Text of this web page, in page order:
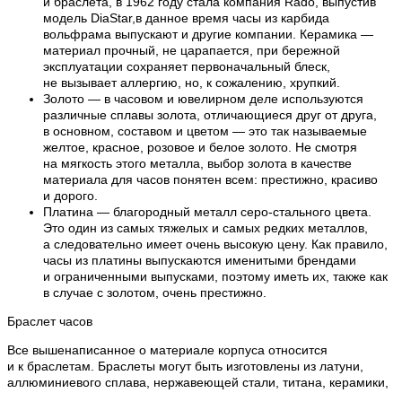
модель DiaStar,в данное время часы из карбида
вольфрама выпускают и другие компании. Керамика —
материал прочный, не царапается, при бережной
эксплуатации сохраняет первоначальный блеск,
не вызывает аллергию, но, к сожалению, хрупкий.
Золото — в часовом и ювелирном деле используются
различные сплавы золота, отличающиеся друг от друга,
в основном, составом и цветом — это так называемые
желтое, красное, розовое и белое золото. Не смотря
на мягкость этого металла, выбор золота в качестве
материала для часов понятен всем: престижно, красиво
и дорого.
Платина — благородный металл серо-стального цвета.
Это один из самых тяжелых и самых редких металлов,
а следовательно имеет очень высокую цену. Как правило,
часы из платины выпускаются именитыми брендами
и ограниченными выпусками, поэтому иметь их, также как
в случае с золотом, очень престижно.
Браслет часов
Все вышенаписанное о материале корпуса относится
и к браслетам. Браслеты могут быть изготовлены из латуни,
аллюминиевого сплава, нержавеющей стали, титана, керамики,